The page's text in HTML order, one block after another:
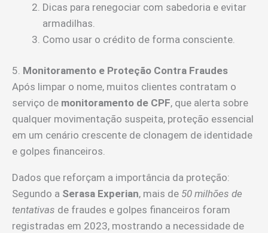
Dicas para renegociar com sabedoria e evitar
armadilhas.
Como usar o crédito de forma consciente.
5. Monitoramento e Proteção Contra Fraudes
Após limpar o nome, muitos clientes contratam o
serviço de monitoramento de CPF, que alerta sobre
qualquer movimentação suspeita, proteção essencial
em um cenário crescente de clonagem de identidade
e golpes financeiros.
Dados que reforçam a importância da proteção:
Segundo a Serasa Experian, mais de 50 milhões de
tentativas de fraudes e golpes financeiros foram
registradas em 2023, mostrando a necessidade de